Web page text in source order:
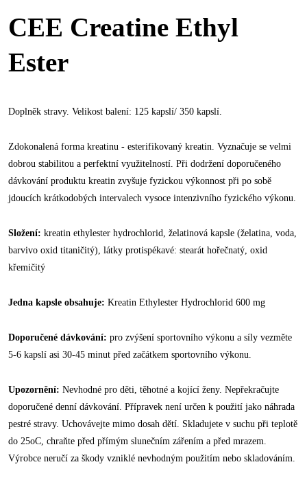
CEE Creatine Ethyl
Ester
Doplněk stravy. Velikost balení: 125 kapslí/ 350 kapslí.
Zdokonalená forma kreatinu - esterifikovaný kreatin. Vyznačuje se velmi
dobrou stabilitou a perfektní využitelností. Při dodržení doporučeného
dávkování produktu kreatin zvyšuje fyzickou výkonnost při po sobě
jdoucích krátkodobých intervalech vysoce intenzivního fyzického výkonu.
Složení: kreatin ethylester hydrochlorid, želatinová kapsle (želatina, voda,
barvivo oxid titaničitý), látky protispékavé: stearát hořečnatý, oxid
křemičitý
Jedna kapsle obsahuje: Kreatin Ethylester Hydrochlorid 600 mg
Doporučené dávkování: pro zvýšení sportovního výkonu a síly vezměte
5-6 kapslí asi 30-45 minut před začátkem sportovního výkonu.
Upozornění: Nevhodné pro děti, těhotné a kojící ženy. Nepřekračujte
doporučené denní dávkování. Přípravek není určen k použití jako náhrada
pestré stravy. Uchovávejte mimo dosah dětí. Skladujete v suchu při teplotě
do 25oC, chraňte před přímým slunečním zářením a před mrazem.
Výrobce neručí za škody vzniklé nevhodným použitím nebo skladováním.